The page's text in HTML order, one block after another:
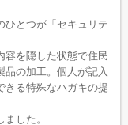
ひとつが「セキュリテ
容を隠した状態で住民
品の加工。個人が記入
きる特殊なハガキの提
した。